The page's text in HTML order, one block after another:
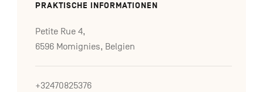
PRAKTISCHE INFORMATIONEN
Petite Rue 4,
6596 Momignies, Belgien
+32470825376